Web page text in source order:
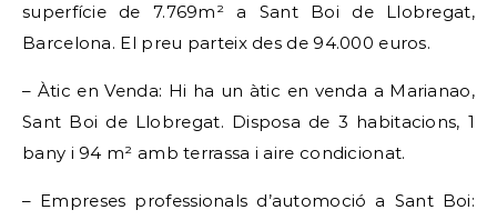
superfície de 7.769m² a Sant Boi de Llobregat,
Barcelona. El preu parteix des de 94.000 euros.
– Àtic en Venda: Hi ha un àtic en venda a Marianao,
Sant Boi de Llobregat. Disposa de 3 habitacions, 1
bany i 94 m² amb terrassa i aire condicionat.
– Empreses professionals d’automoció a Sant Boi: